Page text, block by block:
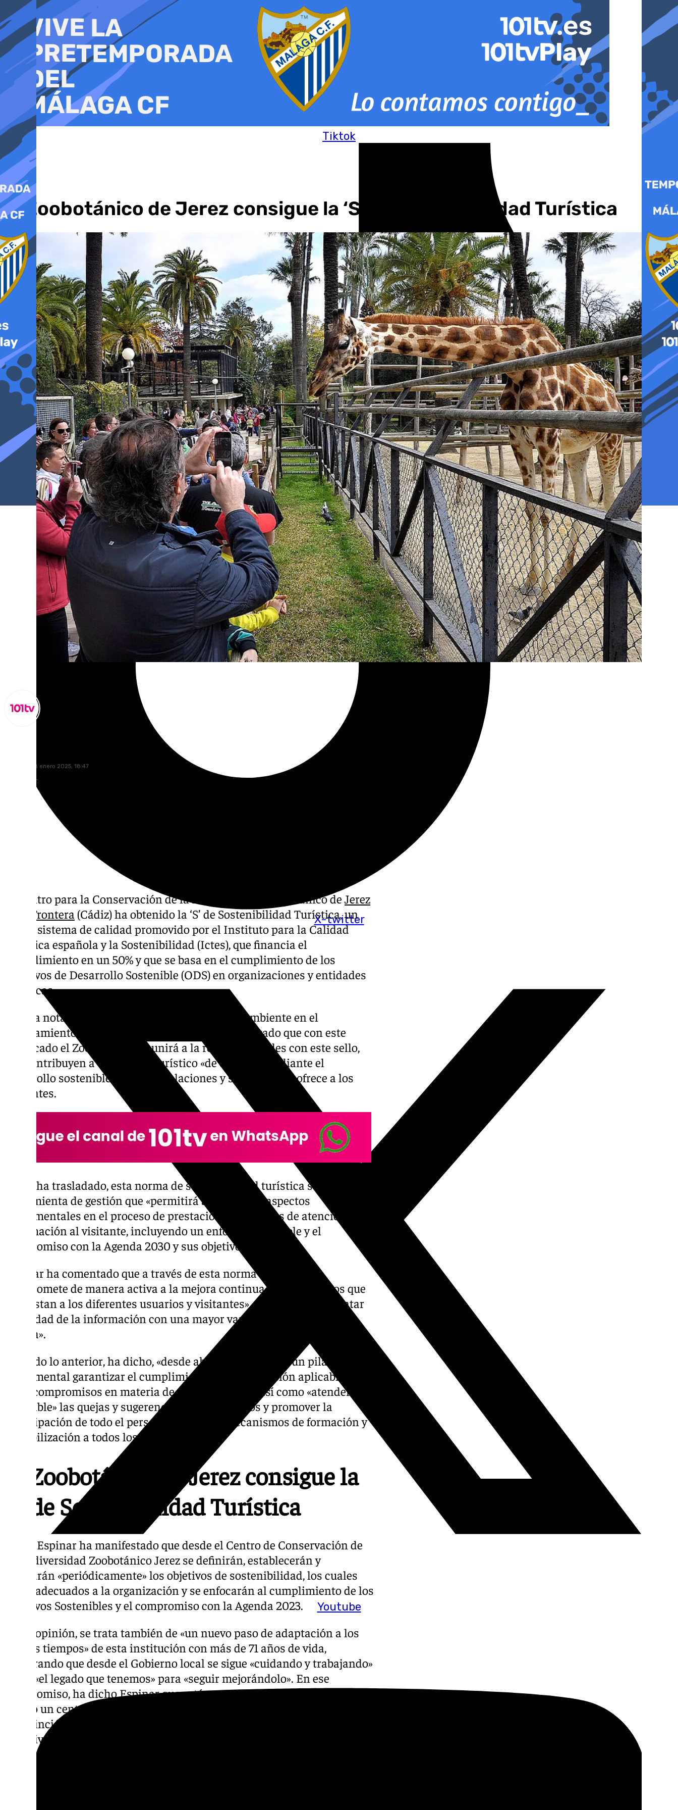
al
contenido
Tiktok
X-twitter
Youtube
El Zoobotánico de Jerez consigue la ‘S’ de Sostenibilidad Turística
miércoles, 8 enero 2025, 18:47
Compartir:
El Centro para la Conservación de la Biodiversidad Zoobotánico de Jerez
de la Frontera (Cádiz) ha obtenido la ‘S’ de Sostenibilidad Turística, un
nuevo sistema de calidad promovido por el Instituto para la Calidad
Turística española y la Sostenibilidad (Ictes), que financia el
procedimiento en un 50% y que se basa en el cumplimiento de los
Objetivos de Desarrollo Sostenible (ODS) en organizaciones y entidades
turísticas.
En una nota, el teniente de alcaldesa de Medio Ambiente en el
Ayuntamiento de Jerez, Jaime Espinar, ha manifestado que con este
certificado el Zoobotánico se unirá a la red de entidades con este sello,
que contribuyen a un destino turístico «de calidad» mediante el
desarrollo sostenible de sus instalaciones y servicios que ofrece a los
visitantes.
Como ha trasladado, esta norma de sostenibilidad turística será una
herramienta de gestión que «permitirá asegurar los aspectos
fundamentales en el proceso de prestación de servicios de atención e
información al visitante, incluyendo un enfoque sostenible y el
compromiso con la Agenda 2030 y sus objetivos».
Espinar ha comentado que a través de esta norma el centro «se
compromete de manera activa a la mejora continua de los servicios que
se prestan a los diferentes usuarios y visitantes», así como a «aumentar
la calidad de la información con una mayor variedad y extensión de la
misma».
Por todo lo anterior, ha dicho, «desde ahora se considera un pilar
fundamental garantizar el cumplimiento de la legislación aplicable y
otros compromisos en materia de sostenibilidad», así como «atender en
lo posible» las quejas y sugerencias de los usuarios y promover la
participación de todo el personal mediante mecanismos de formación y
sensibilización a todos los niveles.
El Zoobotánico de Jerez consigue la
‘S’ de Sostenibilidad Turística
Jaime Espinar ha manifestado que desde el Centro de Conservación de
la Biodiversidad Zoobotánico Jerez se definirán, establecerán y
evaluarán «periódicamente» los objetivos de sostenibilidad, los cuales
serán adecuados a la organización y se enfocarán al cumplimiento de los
Objetivos Sostenibles y el compromiso con la Agenda 2023.
En su opinión, se trata también de «un nuevo paso de adaptación a los
nuevos tiempos» de esta institución con más de 71 años de vida,
asegurando que desde el Gobierno local se sigue «cuidando y trabajando»
sobre «el legado que tenemos» para «seguir mejorándolo». En ese
compromiso, ha dicho Espinar que están para que el Zoobotánico «siga
siendo un centro de referencia en la conservación de especies en peligro
de extinción, investigación y educación medioambiental, así como un
atractivo turístico de primera».